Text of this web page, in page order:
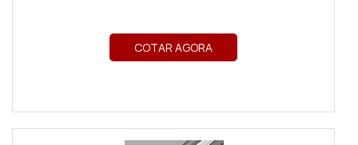
COTAR AGORA